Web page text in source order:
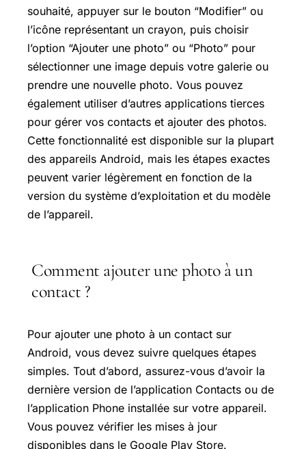
souhaité, appuyer sur le bouton “Modifier” ou
l’icône représentant un crayon, puis choisir
l’option “Ajouter une photo” ou “Photo” pour
sélectionner une image depuis votre galerie ou
prendre une nouvelle photo. Vous pouvez
également utiliser d’autres applications tierces
pour gérer vos contacts et ajouter des photos.
Cette fonctionnalité est disponible sur la plupart
des appareils Android, mais les étapes exactes
peuvent varier légèrement en fonction de la
version du système d’exploitation et du modèle
de l’appareil.
Comment ajouter une photo à un
contact ?
Pour ajouter une photo à un contact sur
Android, vous devez suivre quelques étapes
simples. Tout d’abord, assurez-vous d’avoir la
dernière version de l’application Contacts ou de
l’application Phone installée sur votre appareil.
Vous pouvez vérifier les mises à jour
disponibles dans le Google Play Store.